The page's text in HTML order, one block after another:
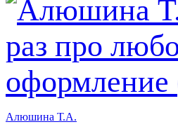
Алюшина Т.А.